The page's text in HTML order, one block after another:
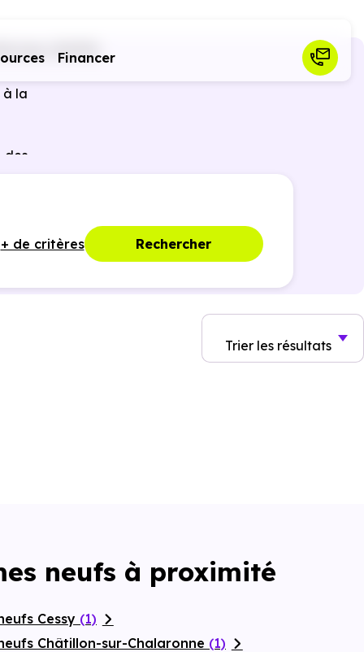
Financer
Boissey (01190)
à la
des
+ de critères Rechercher
Trier les résultats
neufs à proximité
Cessy (1)
Châtillon-sur-Chalaronne (1)